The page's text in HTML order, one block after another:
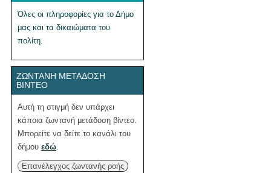
Όλες οι πληροφορίες για το Δήμο
μας και τα δικαιώματα του
πολίτη.
ΖΩΝΤΑΝΉ ΜΕΤΆΔΟΣΗ
ΒΊΝΤΕΟ
Αυτή τη στιγμή δεν υπάρχει
κάποια ζωντανή μετάδοση βίντεο.
Μπορείτε να δείτε το κανάλι του
δήμου εδώ
Επανέλεγχος ζωντανής ροής